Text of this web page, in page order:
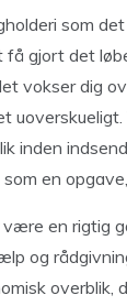
som
få gjort det
vokser dig
uoverskueligt.
inden
en
en rigtig
og
overblik,